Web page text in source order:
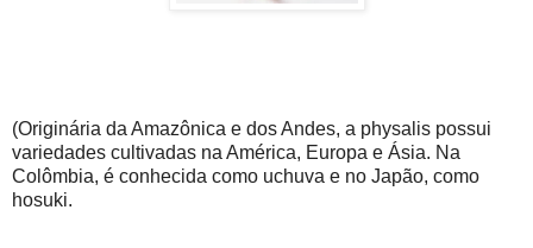
(Originária da Amazônica e dos Andes, a physalis possui
variedades cultivadas na América, Europa e Ásia. Na
Colômbia, é conhecida como uchuva e no Japão, como
hosuki.